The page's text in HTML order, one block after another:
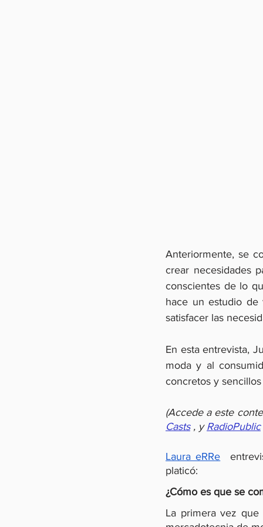
Anteriormente, se
crear necesidades
conscientes de lo
hace un estudio de
satisfacer las
En esta entrevista,
moda y al
concretos y
(Accede a este
Casts , y RadioPublic
Laura eRRe
platicó:
¿Cómo es que se
La primera vez